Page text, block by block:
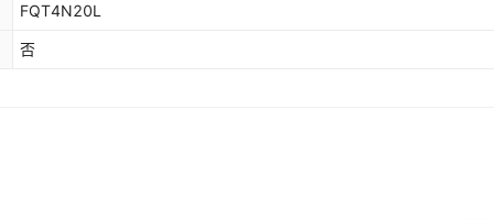
FQT4N20L
否